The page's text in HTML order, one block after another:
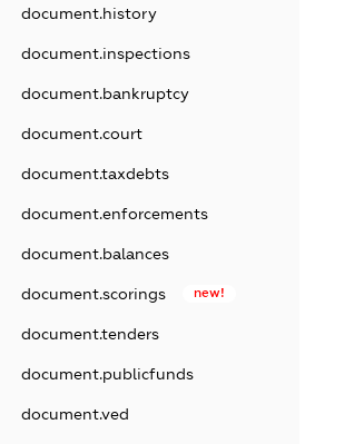
document.history
document.inspections
document.bankruptcy
document.court
document.taxdebts
document.enforcements
document.balances
document.scorings new!
document.tenders
document.publicfunds
document.ved